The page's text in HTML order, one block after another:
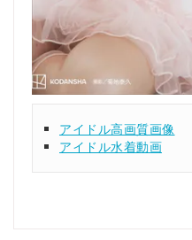
アイドル高画質画像
アイドル水着動画